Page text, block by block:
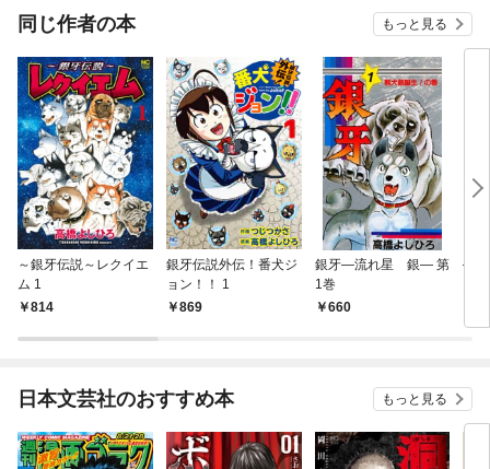
同じ作者の本 もっと見る
～銀牙伝説～レクイエ
ム 1
814
銀牙伝説外伝！番犬ジ
ョン！！ 1
869
銀牙―流れ星 銀― 第
1巻
660
―甲
日本文芸社のおすすめ本 もっと見る